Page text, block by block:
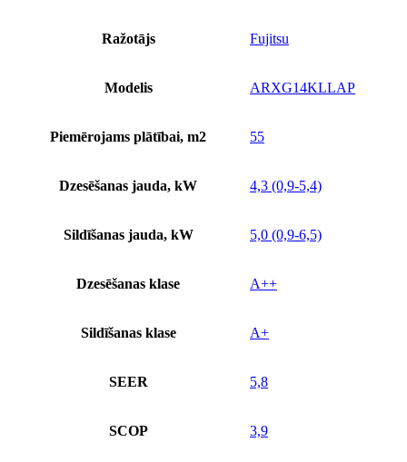
Ražotājs Fujitsu
Modelis ARXG14KLLAP
Piemērojams plātībai, m2 55
Dzesēšanas jauda, kW 4,3 (0,9-5,4)
Sildīšanas jauda, kW 5,0 (0,9-6,5)
Dzesēšanas klase A++
Sildīšanas klase A+
SEER 5,8
SCOP 3,9